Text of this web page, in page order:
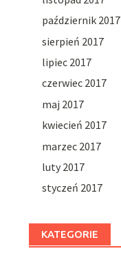
październik 2017
sierpień 2017
lipiec 2017
czerwiec 2017
maj 2017
kwiecień 2017
marzec 2017
luty 2017
styczeń 2017
KATEGORIE